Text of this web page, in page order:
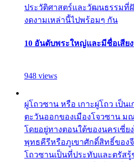
ประวัติศาสตร์และวัฒนธรรมที่
งดงามเหล่านี้ไปพร้อมๆ กัน
10 อันดับพระใหญ่และมีชื่อเสีย
948 views
ผู่โถวซาน หรือ เกาะผู่โถว เป็น
ตะวันออกของเมืองโจวซาน ม
โดยอยู่ทางตอนใต้ของนครเซี่ย
พุทธคีรีหรือภูเขาศักดิ์สิทธิ์ของ
โถวซานเป็นที่ประทับและตรัส